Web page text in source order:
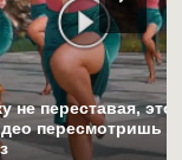
не переставая, это
пересмотришь